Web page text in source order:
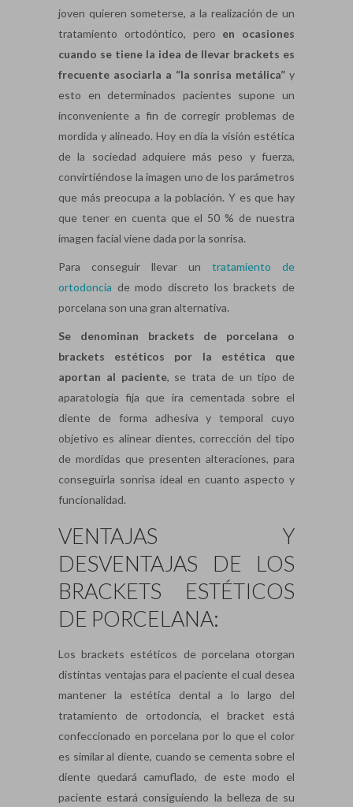
joven quieren someterse, a la realización de un
tratamiento ortodóntico, pero en ocasiones
cuando se tiene la idea de llevar brackets es
frecuente asociarla a “la sonrisa metálica” y
esto en determinados pacientes supone un
inconveniente a fin de corregir problemas de
mordida y alineado. Hoy en día la visión estética
de la sociedad adquiere más peso y fuerza,
convirtiéndose la imagen uno de los parámetros
que más preocupa a la población. Y es que hay
que tener en cuenta que el 50 % de nuestra
imagen facial viene dada por la sonrisa.
Para conseguir llevar un tratamiento de
ortodoncia de modo discreto los brackets de
porcelana son una gran alternativa.
Se denominan brackets de porcelana o
brackets estéticos por la estética que
aportan al paciente, se trata de un tipo de
aparatología fija que ira cementada sobre el
diente de forma adhesiva y temporal cuyo
objetivo es alinear dientes, corrección del tipo
de mordidas que presenten alteraciones, para
conseguirla sonrisa ideal en cuanto aspecto y
funcionalidad.
VENTAJAS Y
DESVENTAJAS DE LOS
BRACKETS ESTÉTICOS
DE PORCELANA:
Los brackets estéticos de porcelana otorgan
distintas ventajas para el paciente el cual desea
mantener la estética dental a lo largo del
tratamiento de ortodoncia, el bracket está
confeccionado en porcelana por lo que el color
es similar al diente, cuando se cementa sobre el
diente quedará camuflado, de este modo el
paciente estará consiguiendo la belleza de su